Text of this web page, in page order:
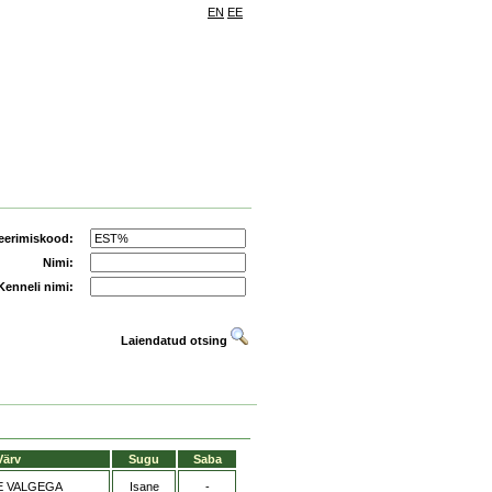
EN EE
Nimi:
nimi:
Laiendatud otsing
Sugu Saba
VALGEGA Isane -